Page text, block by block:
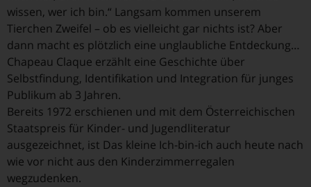
wissen, wer ich bin.“ Langsam kommen unserem
Tierchen Zweifel – ob es vielleicht gar nichts ist? Aber
dann macht es plötzlich eine unglaubliche Entdeckung…
Chapeau Claque erzählt eine Geschichte über
Selbstfindung, Identifikation und Integration für junges
Publikum ab 3 Jahren.
Bereits 1972 erschienen und mit dem Österreichischen
Staatspreis für Kinder- und Jugendliteratur
ausgezeichnet, ist Das kleine Ich-bin-ich auch heute nach
wie vor nicht aus den Kinderzimmerregalen
wegzudenken.